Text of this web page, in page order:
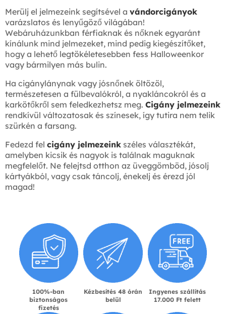
Merülj el jelmezeink segítsével a vándorcigányok
varázslatos és lenyűgöző világában!
Webáruházunkban férfiaknak és nőknek egyaránt
kínálunk mind jelmezeket, mind pedig kiegészítőket,
hogy a lehető legtökéletesebben fess Halloweenkor
vagy bármilyen más bulin.
Ha cigánylánynak vagy jósnőnek öltözöl,
természetesen a fülbevalókról, a nyakláncokról és a
karkötőkről sem feledkezhetsz meg. Cigány jelmezeink
rendkívül változatosak és színesek, így tutira nem telik
szürkén a farsang.
Fedezd fel cigány jelmezeink széles választékát,
amelyben kicsik és nagyok is találnak maguknak
megfelelőt. Ne felejtsd otthon az üveggömböd, jósolj
kártyákból, vagy csak táncolj, énekelj és érezd jól
magad!
100%-ban
biztonságos
fizetés
Kézbesítés 48 órán
belül
Ingyenes szállítás
17.000 Ft felett